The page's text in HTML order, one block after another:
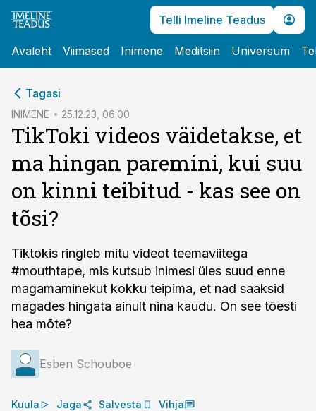
Telli Imeline Teadus
Avaleht Viimased Inimene Meditsiin Universum
Tagasi
INIMENE 25.12.23, 06:00
TikToki videos väidetakse, et
ma hingan paremini, kui suu
on kinni teibitud - kas see on
tõsi?
Tiktokis ringleb mitu videot teemaviitega
#mouthtape, mis kutsub inimesi üles suud enne
magamaminekut kokku teipima, et nad saaksid
magades hingata ainult nina kaudu. On see tõesti
hea mõte?
Esben Schouboe
Kuula Jaga Salvesta Vihja